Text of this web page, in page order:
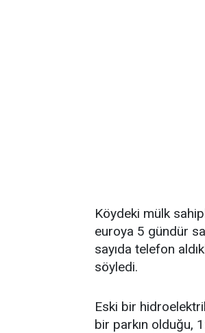
Köydeki mülk
euroya 5 gündür
sayıda telefon
söyledi.
Eski bir
bir parkın olduğu,